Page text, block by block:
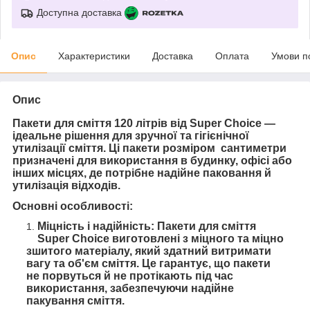
Доступна доставка
Опис Характеристики Доставка Оплата Умови
Опис
Пакети для сміття 120 літрів від Super Choice —
ідеальне рішення для зручної та гігієнічної
утилізації сміття. Ці пакети розміром сантиметри
призначені для використання в будинку, офісі або
інших місцях, де потрібне надійне паковання й
утилізація відходів.
Основні особливості:
Міцність і надійність: Пакети для сміття
Super Choice виготовлені з міцного та міцно
зшитого матеріалу, який здатний витримати
вагу та об'єм сміття. Це гарантує, що пакети
не порвуться й не протікають під час
використання, забезпечуючи надійне
пакування сміття.